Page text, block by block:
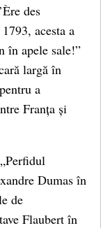
des
acesta a
în apele sale!”
largă în
a
Franța și
Dumas în
de
Flaubert în